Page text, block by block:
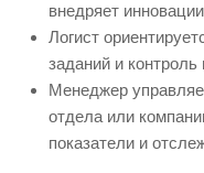
внедряет
Логист
заданий и контроль
Менеджер
отдела или
показатели и